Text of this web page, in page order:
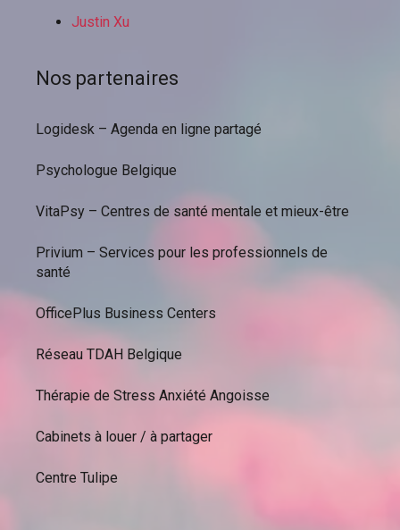
Justin Xu
Nos partenaires
Logidesk – Agenda en ligne partagé
Psychologue Belgique
VitaPsy – Centres de santé mentale et mieux-être
Privium – Services pour les professionnels de
santé
OfficePlus Business Centers
Réseau TDAH Belgique
Thérapie de Stress Anxiété Angoisse
Cabinets à louer / à partager
Centre Tulipe